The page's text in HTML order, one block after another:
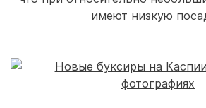
имеют низкую